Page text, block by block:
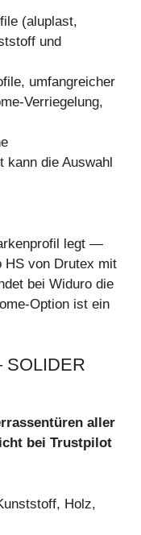
(aluplast,
und
umfangreicher
Verriegelung,
kann die Auswahl
legt —
HS von Drutex mit
bei Widuro die
Option ist ein
SOLIDER
aller
bei Trustpilot
Holz,